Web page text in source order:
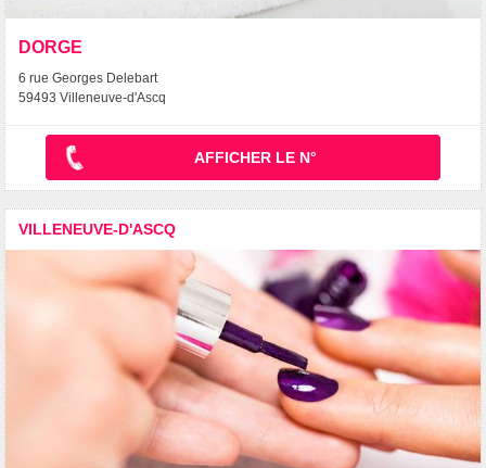
DORGE
6 rue Georges Delebart
59493 Villeneuve-d'Ascq
AFFICHER LE N°
VILLENEUVE-D'ASCQ